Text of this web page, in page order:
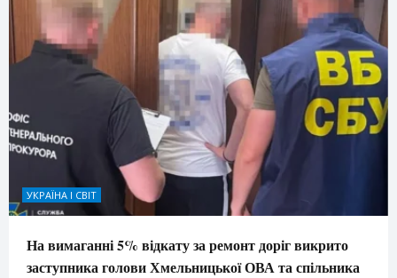
УКРАЇНА І СВІТ
На вимаганні 5% відкату за ремонт доріг викрито
заступника голови Хмельницької ОВА та спільника